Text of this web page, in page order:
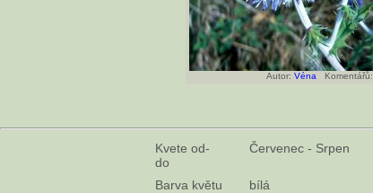
Autor: Véna Komentářů:
Kvete od-
do
Červenec - Srpen
Barva květu
bílá